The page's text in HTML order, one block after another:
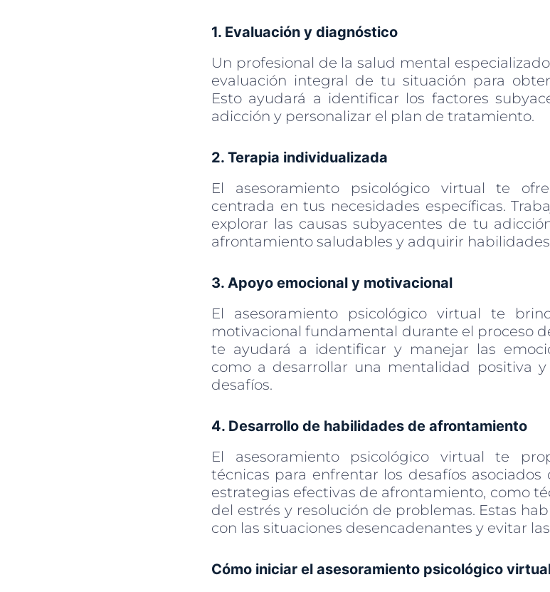
1. Evaluación y diagnóstico
Un profesional de la salud mental
evaluación integral de tu situación para
Esto ayudará a identificar los factores
adicción y personalizar el plan de tratamiento.
2. Terapia individualizada
El asesoramiento psicológico virtual te
centrada en tus necesidades específicas.
explorar las causas subyacentes de tu
afrontamiento saludables y adquirir
3. Apoyo emocional y motivacional
El asesoramiento psicológico virtual te
motivacional fundamental durante el proceso
te ayudará a identificar y manejar las
como a desarrollar una mentalidad positiva
desafíos.
4. Desarrollo de habilidades de afrontamiento
El asesoramiento psicológico virtual te
técnicas para enfrentar los desafíos asociados
estrategias efectivas de afrontamiento, como
del estrés y resolución de problemas. Estas
con las situaciones desencadenantes y evitar
Cómo iniciar el asesoramiento psicológico